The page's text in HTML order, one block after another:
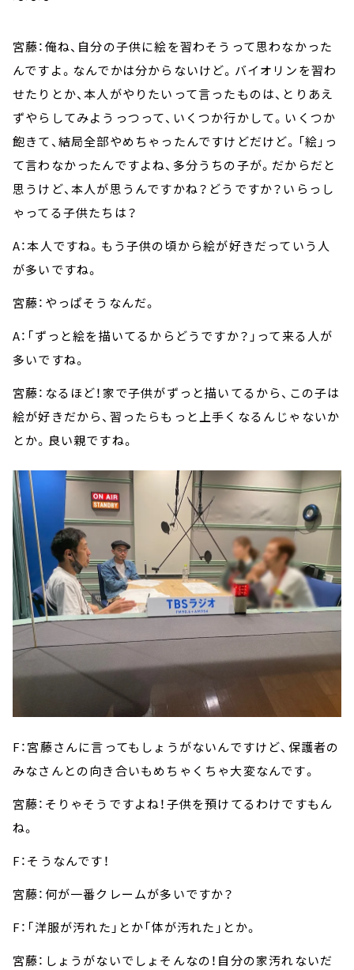
宮藤：俺ね、自分の子供に絵を習わそうって思わなかった
んですよ。なんでかは分からないけど。バイオリンを習わ
せたりとか、本人がやりたいって言ったものは、とりあえ
ずやらしてみようっつって、いくつか行かして。いくつか
飽きて、結局全部やめちゃったんですけどだけど。「絵」っ
て言わなかったんですよね、多分うちの子が。だからだと
思うけど、本人が思うんですかね？どうですか？いらっし
ゃってる子供たちは？
A：本人ですね。もう子供の頃から絵が好きだっていう人
が多いですね。
宮藤：やっぱそうなんだ。
A：「ずっと絵を描いてるからどうですか？」って来る人が
多いですね。
宮藤：なるほど！家で子供がずっと描いてるから、この子は
絵が好きだから、習ったらもっと上手くなるんじゃないか
とか。良い親ですね。
F：宮藤さんに言ってもしょうがないんですけど、保護者の
みなさんとの向き合いもめちゃくちゃ大変なんです。
宮藤：そりゃそうですよね！子供を預けてるわけですもん
ね。
F：そうなんです！
宮藤：何が一番クレームが多いですか？
F：「洋服が汚れた」とか「体が汚れた」とか。
宮藤：しょうがないでしょそんなの！自分の家汚れないだ